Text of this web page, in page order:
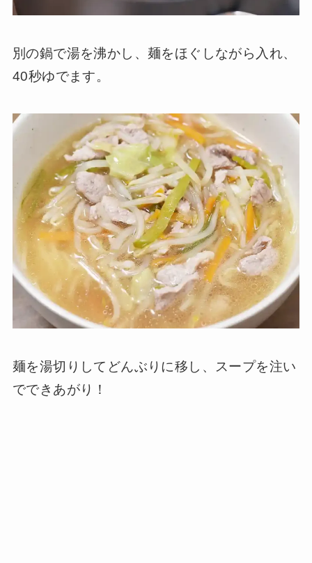
別の鍋で湯を沸かし、麺をほぐしながら入れ、
40秒ゆでます。
麺を湯切りしてどんぶりに移し、スープを注い
でできあがり！